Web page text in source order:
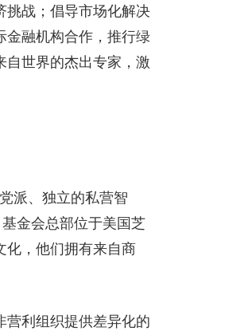
挑战；倡导市场化解决
金融机构合作，推行绿
世界的杰出专家，激
派、独立的私营智
金会总部位于美国芝
化，他们拥有来自商
利组织提供差异化的